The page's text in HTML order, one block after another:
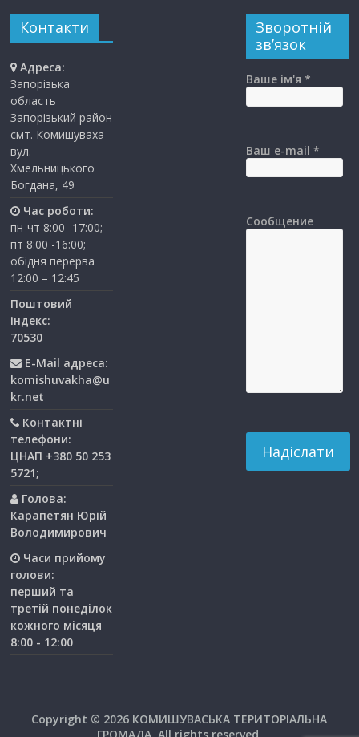
Контакти
Адреса:
Запорізька
область
Запорізький район
смт. Комишуваха
вул.
Хмельницького
Богдана, 49
Час роботи:
пн-чт 8:00 -17:00;
пт 8:00 -16:00;
обідня перерва
12:00 – 12:45
Поштовий
індекс:
70530
E-Mail адреса:
komishuvakha@u
kr.net
Контактні
телефони:
ЦНАП +380 50 253
5721;
Голова:
Карапетян Юрій
Володимирович
Часи прийому
голови:
перший та
третiй понедiлок
кожного мiсяця
8:00 - 12:00
Зворотній
зв’язок
Ваше ім'я *
Ваш e-mail *
Сообщение
Copyright © 2026 КОМИШУВАСЬКА ТЕРИТОРІАЛЬНА